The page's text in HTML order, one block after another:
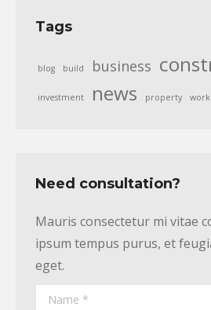
Tags
blog build business
investment news property work
Need consultation?
Mauris consectetur mi vitae
ipsum tempus purus, et
eget.
Name *